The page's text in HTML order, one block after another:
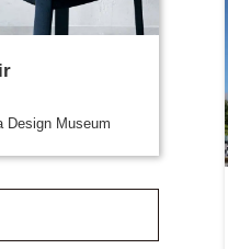
Design Museum